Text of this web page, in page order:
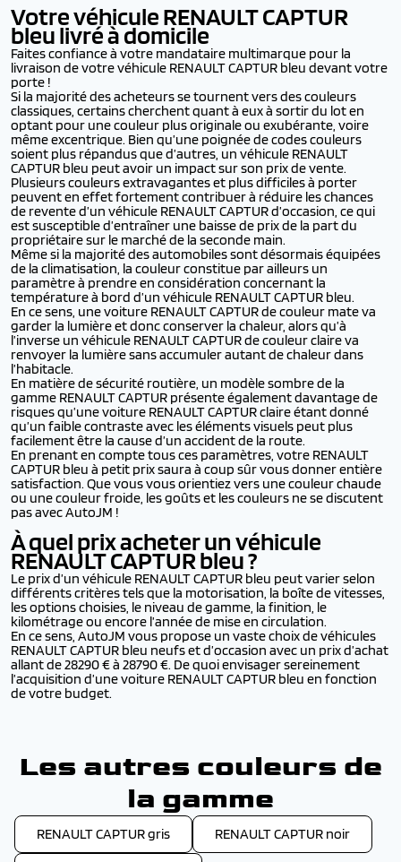
Votre véhicule RENAULT CAPTUR
bleu livré à domicile
Faites confiance à votre mandataire multimarque pour la
livraison de votre véhicule RENAULT CAPTUR bleu devant votre
porte !
Si la majorité des acheteurs se tournent vers des couleurs
classiques, certains cherchent quant à eux à sortir du lot en
optant pour une couleur plus originale ou exubérante, voire
même excentrique. Bien qu’une poignée de codes couleurs
soient plus répandus que d’autres, un véhicule RENAULT
CAPTUR bleu peut avoir un impact sur son prix de vente.
Plusieurs couleurs extravagantes et plus difficiles à porter
peuvent en effet fortement contribuer à réduire les chances
de revente d’un véhicule RENAULT CAPTUR d’occasion, ce qui
est susceptible d’entraîner une baisse de prix de la part du
propriétaire sur le marché de la seconde main.
Même si la majorité des automobiles sont désormais équipées
de la climatisation, la couleur constitue par ailleurs un
paramètre à prendre en considération concernant la
température à bord d’un véhicule RENAULT CAPTUR bleu.
En ce sens, une voiture RENAULT CAPTUR de couleur mate va
garder la lumière et donc conserver la chaleur, alors qu’à
l’inverse un véhicule RENAULT CAPTUR de couleur claire va
renvoyer la lumière sans accumuler autant de chaleur dans
l’habitacle.
En matière de sécurité routière, un modèle sombre de la
gamme RENAULT CAPTUR présente également davantage de
risques qu’une voiture RENAULT CAPTUR claire étant donné
qu’un faible contraste avec les éléments visuels peut plus
facilement être la cause d’un accident de la route.
En prenant en compte tous ces paramètres, votre RENAULT
CAPTUR bleu à petit prix saura à coup sûr vous donner entière
satisfaction. Que vous vous orientiez vers une couleur chaude
ou une couleur froide, les goûts et les couleurs ne se discutent
pas avec AutoJM !
À quel prix acheter un véhicule
RENAULT CAPTURbleu ?
Le prix d’un véhicule RENAULT CAPTUR bleu peut varier selon
différents critères tels que la motorisation, la boîte de vitesses,
les options choisies, le niveau de gamme, la finition, le
kilométrage ou encore l’année de mise en circulation.
En ce sens, AutoJM vous propose un vaste choix de véhicules
RENAULT CAPTUR bleu neufs et d’occasion avec un prix d’achat
allant de 28290 € à 28790 €. De quoi envisager sereinement
l’acquisition d’une voiture RENAULT CAPTUR bleu en fonction
de votre budget.
Les autres couleurs de
la gamme
RENAULT CAPTUR gris RENAULT CAPTUR noir